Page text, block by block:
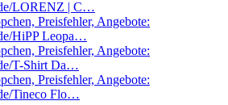
LORENZ | C…
Preisfehler, Angebote:
HiPP Leopa…
Preisfehler, Angebote:
T-Shirt Da…
Preisfehler, Angebote:
Tineco Flo…